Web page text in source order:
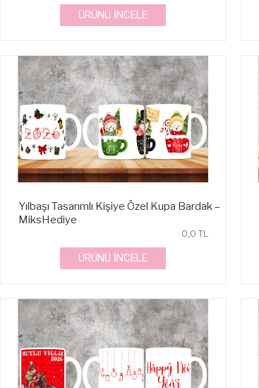
ÜRÜNÜ İNCELE
Yılbaşı Tasarımlı Kişiye Özel Kupa Bardak –
MiksHediye
0,0 TL
ÜRÜNÜ İNCELE